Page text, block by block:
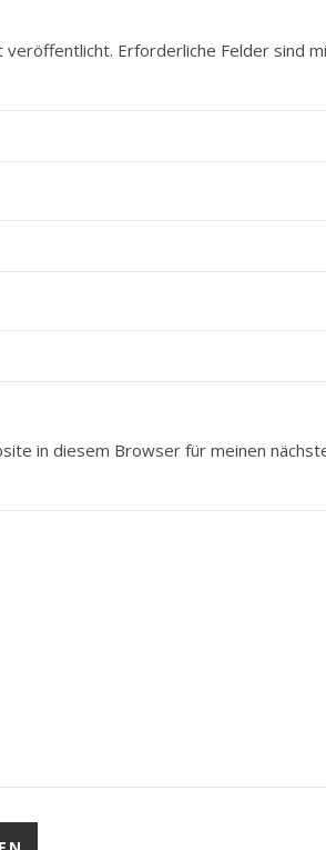
veröffentlicht. Erforderliche Felder sind
in diesem Browser für meinen